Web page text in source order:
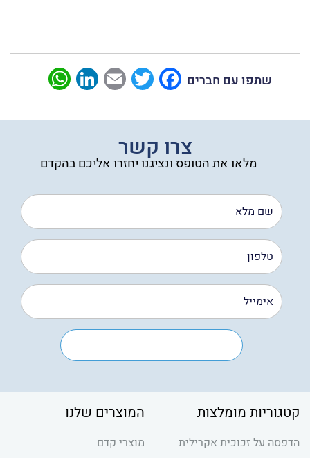
שתפו עם חברים Facebook
Twitter
Email
צרו קשר
מלאו את הטופס ונציגנו יחזרו אליכם בהקדם
קטגוריות מומלצות
הדפסה על זכוכית אקרילית
המוצרים שלנו
מוצרי קדם